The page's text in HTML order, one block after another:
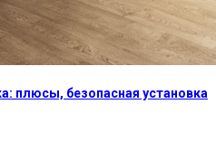
плюсы, безопасная установка